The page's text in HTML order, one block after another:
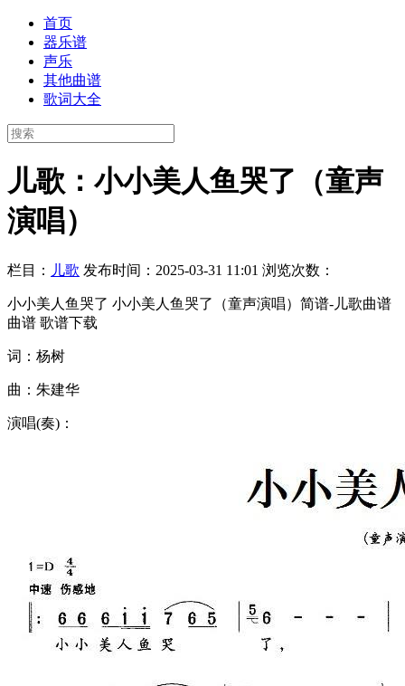
首页
器乐谱
声乐
其他曲谱
歌词大全
儿歌：小小美人鱼哭了（童声
演唱）
栏目： 儿歌 发布时间：2025-03-31 11:01 浏览次数：
小小美人鱼哭了 小小美人鱼哭了（童声演唱）简谱-儿歌曲谱
曲谱 歌谱下载
词：杨树
曲：朱建华
演唱(奏)：